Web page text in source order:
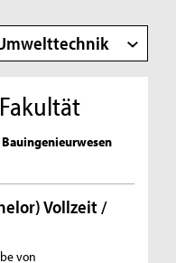
Vollzeit /
von